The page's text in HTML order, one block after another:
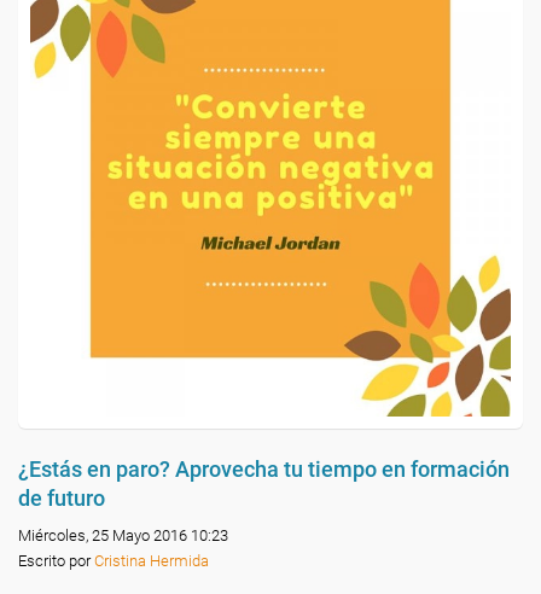
¿Estás en paro? Aprovecha tu tiempo en formación
de futuro
Miércoles, 25 Mayo 2016 10:23
Escrito porCristina Hermida